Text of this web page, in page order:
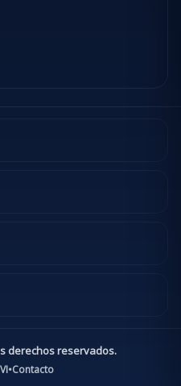
derechos reservados.
•Contacto